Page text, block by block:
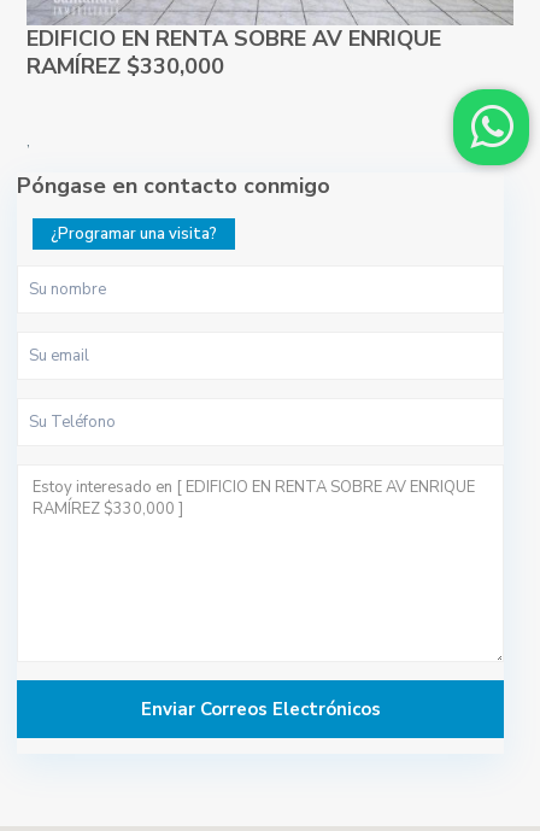
EDIFICIO EN RENTA SOBRE AV ENRIQUE
RAMÍREZ $330,000
,
Póngase en contacto conmigo
¿Programar una visita?